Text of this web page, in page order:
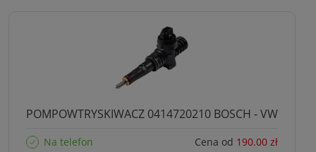
POMPOWTRYSKIWACZ 0414720210 BOSCH - VW
Na telefon Cena od 190.00 zł